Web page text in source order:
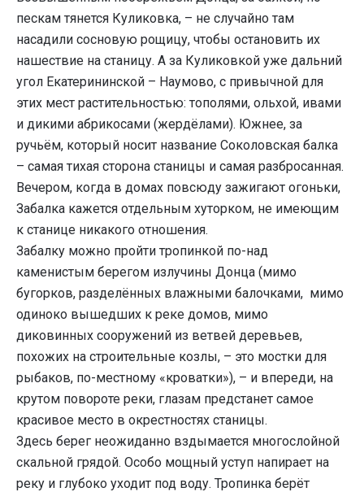
пескам тянется Куликовка, – не случайно там
насадили сосновую рощицу, чтобы остановить их
нашествие на станицу. А за Куликовкой уже дальний
угол Екатерининской – Наумово, с привычной для
этих мест растительностью: тополями, ольхой, ивами
и дикими абрикосами (жердёлами). Южнее, за
ручьём, который носит название Соколовская балка
– самая тихая сторона станицы и самая разбросанная.
Вечером, когда в домах повсюду зажигают огоньки,
Забалка кажется отдельным хуторком, не имеющим
к станице никакого отношения.
Забалку можно пройти тропинкой по-над
каменистым берегом излучины Донца (мимо
бугорков, разделённых влажными балочками, мимо
одиноко вышедших к реке домов, мимо
диковинных сооружений из ветвей деревьев,
похожих на строительные козлы, – это мостки для
рыбаков, по-местному «кроватки»), – и впереди, на
крутом повороте реки, глазам предстанет самое
красивое место в окрестностях станицы.
Здесь берег неожиданно вздымается многослойной
скальной грядой. Особо мощный уступ напирает на
реку и глубоко уходит под воду. Тропинка берёт